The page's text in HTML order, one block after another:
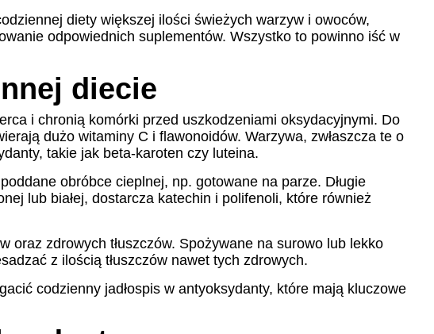
diety większej ilości świeżych warzyw i owoców,
odpowiednich suplementów. Wszystko to powinno iść w
diecie
i chronią komórki przed uszkodzeniami oksydacyjnymi. Do
dużo witaminy C i flawonoidów. Warzywa, zwłaszcza te o
takie jak beta-karoten czy luteina.
obróbce cieplnej, np. gotowane na parze. Długie
lub białej, dostarcza katechin i polifenoli, które również
oraz zdrowych tłuszczów. Spożywane na surowo lub lekko
z ilością tłuszczów nawet tych zdrowych.
codzienny jadłospis w antyoksydanty, które mają kluczowe